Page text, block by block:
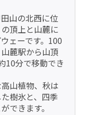
山の北西に位
頂上と山麓に
ェーです。100
麓駅から山頂
10分で移動でき
山植物、秋は
樹氷と、四季
できます。